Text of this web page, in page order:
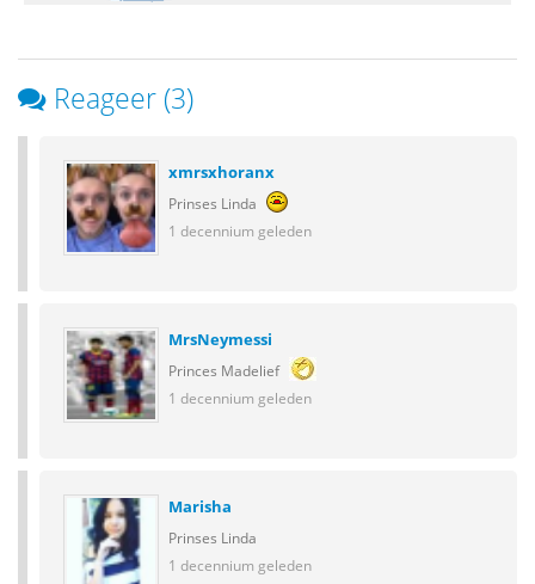
Reageer (3)
xmrsxhoranx
Prinses Linda
1 decennium geleden
MrsNeymessi
Princes Madelief
1 decennium geleden
Marisha
Prinses Linda
1 decennium geleden